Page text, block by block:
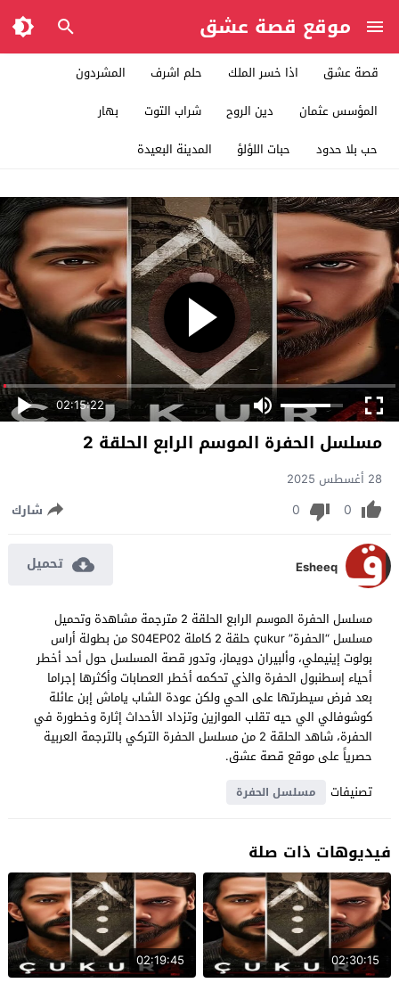
موقع قصة عشق
قصة عشق اذا خسر الملك حلم اشرف
المشردون
المؤسس عثمان
دين الروح شراب التوت
بهار
حب بلا حدود
حبات اللؤلؤ المدينة البعيدة
02:15:22
مسلسل الحفرة الموسم الرابع الحلقة 2
28 أغسطس 2025
0
0 شارك
Esheeq تحميل
مسلسل الحفرة الموسم الرابع الحلقة 2 مترجمة مشاهدة وتحميل
مسلسل “الحفرة” çukur حلقة 2 كاملة S04EP02 من بطولة أراس
بولوت إينيملي، وألبيران دويماز، وتدور قصة المسلسل حول أحد أخطر
أحياء إسطنبول الحفرة والذي تحكمه أخطر العصابات وأكثرها إجراما
بعد فرض سيطرتها على الحي ولكن عودة الشاب ياماش إبن عائلة
كوشوفالي الي حيه تقلب الموازين وتزداد الأحداث إثارة وخطورة في
الحفرة، شاهد الحلقة 2 من مسلسل الحفرة التركي بالترجمة العربية
حصرياً على موقع قصة عشق.
تصنيفات
مسلسل الحفرة
فيديوهات ذات صلة
02:30:15
02:19:45